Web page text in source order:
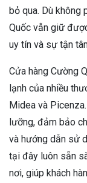
bỏ qua. Dù không
Quốc vẫn giữ
uy tín và sự tận
Cửa hàng Cường
lạnh của nhiều
Midea và
lưỡng, đảm bảo
và hướng dẫn sử
tại đây luôn sẵn
nơi, giúp khách